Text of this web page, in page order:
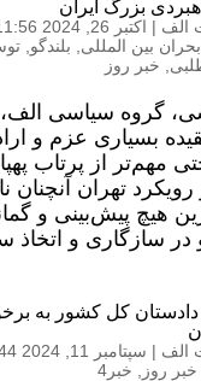
بزرگ ایران
الف | اکتبر 26, 2024 11:56 ق.ظ
بحران بین المللی بلندگو
خبر روز
به عقیده بسیاری عزم و
مهم‌تر از پرتاب
رویکرد تهران آنچنان
هیچ پیش‌بینی و
در سازگاری و
کل کشور به
الف | سپتامبر 11, 2024 9:44 ب.ظ
خبر روز خبر4